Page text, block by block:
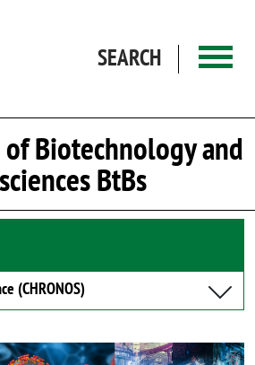
SEARCH
Biotechnology and
BtBs
(CHRONOS)